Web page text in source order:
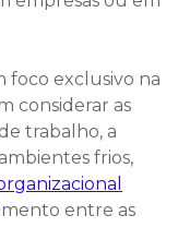
foco exclusivo na
considerar as
trabalho, a
frios,
entre as